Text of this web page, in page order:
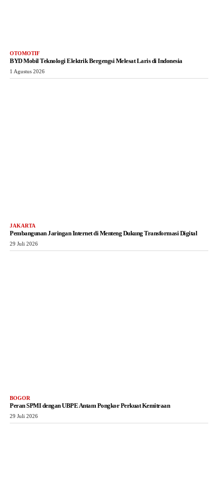
OTOMOTIF
BYD Mobil Teknologi Elektrik Bergengsi Melesat Laris di Indonesia
1 Agustus 2026
JAKARTA
Pembangunan Jaringan Internet di Menteng Dukung Transformasi Digital
29 Juli 2026
BOGOR
Peran SPMI dengan UBPE Antam Pongkor Perkuat Kemitraan
29 Juli 2026